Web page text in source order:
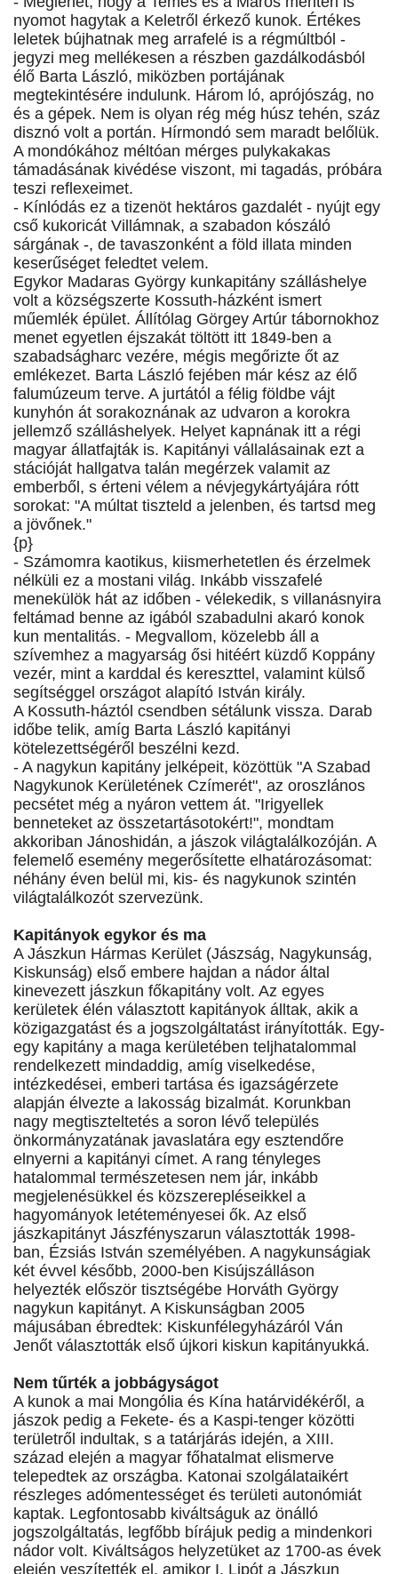
nyomot hagytak a Keletről érkező kunok. Értékes
leletek bújhatnak meg arrafelé is a régmúltból -
jegyzi meg mellékesen a részben gazdálkodásból
élő Barta László, miközben portájának
megtekintésére indulunk. Három ló, aprójószág, no
és a gépek. Nem is olyan rég még húsz tehén, száz
disznó volt a portán. Hírmondó sem maradt belőlük.
A mondókához méltóan mérges pulykakakas
támadásának kivédése viszont, mi tagadás, próbára
teszi reflexeimet.
- Kínlódás ez a tizenöt hektáros gazdalét - nyújt egy
cső kukoricát Villámnak, a szabadon kószáló
sárgának -, de tavaszonként a föld illata minden
keserűséget feledtet velem.
Egykor Madaras György kunkapitány szálláshelye
volt a községszerte Kossuth-házként ismert
műemlék épület. Állítólag Görgey Artúr tábornokhoz
menet egyetlen éjszakát töltött itt 1849-ben a
szabadságharc vezére, mégis megőrizte őt az
emlékezet. Barta László fejében már kész az élő
falumúzeum terve. A jurtától a félig földbe vájt
kunyhón át sorakoznának az udvaron a korokra
jellemző szálláshelyek. Helyet kapnának itt a régi
magyar állatfajták is. Kapitányi vállalásainak ezt a
stációját hallgatva talán megérzek valamit az
emberből, s érteni vélem a névjegykártyájára rótt
sorokat: "A múltat tiszteld a jelenben, és tartsd meg
a jövőnek."
{p}
- Számomra kaotikus, kiismerhetetlen és érzelmek
nélküli ez a mostani világ. Inkább visszafelé
menekülök hát az időben - vélekedik, s villanásnyira
feltámad benne az igából szabadulni akaró konok
kun mentalitás. - Megvallom, közelebb áll a
szívemhez a magyarság ősi hitéért küzdő Koppány
vezér, mint a karddal és kereszttel, valamint külső
segítséggel országot alapító István király.
A Kossuth-háztól csendben sétálunk vissza. Darab
időbe telik, amíg Barta László kapitányi
kötelezettségéről beszélni kezd.
- A nagykun kapitány jelképeit, közöttük "A Szabad
Nagykunok Kerületének Czímerét", az oroszlános
pecsétet még a nyáron vettem át. "Irigyellek
benneteket az összetartásotokért!", mondtam
akkoriban Jánoshidán, a jászok világtalálkozóján. A
felemelő esemény megerősítette elhatározásomat:
néhány éven belül mi, kis- és nagykunok szintén
világtalálkozót szervezünk.
Kapitányok egykor és ma
A Jászkun Hármas Kerület (Jászság, Nagykunság,
Kiskunság) első embere hajdan a nádor által
kinevezett jászkun főkapitány volt. Az egyes
kerületek élén választott kapitányok álltak, akik a
közigazgatást és a jogszolgáltatást irányították. Egy-
egy kapitány a maga kerületében teljhatalommal
rendelkezett mindaddig, amíg viselkedése,
intézkedései, emberi tartása és igazságérzete
alapján élvezte a lakosság bizalmát. Korunkban
nagy megtiszteltetés a soron lévő település
önkormányzatának javaslatára egy esztendőre
elnyerni a kapitányi címet. A rang tényleges
hatalommal természetesen nem jár, inkább
megjelenésükkel és közszerepléseikkel a
hagyományok letéteményesei ők. Az első
jászkapitányt Jászfényszarun választották 1998-
ban, Ézsiás István személyében. A nagykunságiak
két évvel később, 2000-ben Kisújszálláson
helyezték először tisztségébe Horváth György
nagykun kapitányt. A Kiskunságban 2005
májusában ébredtek: Kiskunfélegyházáról Ván
Jenőt választották első újkori kiskun kapitányukká.
Nem tűrték a jobbágyságot
A kunok a mai Mongólia és Kína határvidékéről, a
jászok pedig a Fekete- és a Kaspi-tenger közötti
területről indultak, s a tatárjárás idején, a XIII.
század elején a magyar főhatalmat elismerve
telepedtek az országba. Katonai szolgálataikért
részleges adómentességet és területi autonómiát
kaptak. Legfontosabb kiváltságuk az önálló
jogszolgáltatás, legfőbb bírájuk pedig a mindenkori
nádor volt. Kiváltságos helyzetüket az 1700-as évek
elején veszítették el, amikor I. Lipót a Jászkun